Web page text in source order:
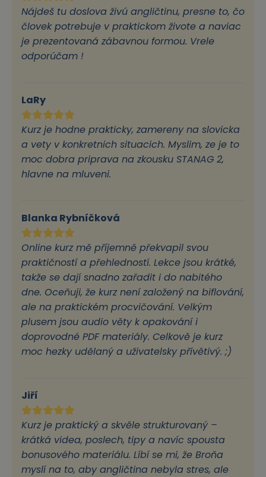
Nájdeš tu doslova živú angličtinu, presne to, čo
človek potrebuje v praktickom živote a naviac
je prezentovaná zábavnou formou. Vrele
odporúčam !
LaRy
Kurz je hodne prakticky, zamereny na slovicka
a vety v konkretnich situacich. Myslim, ze je to
moc dobra priprava na zkousku STANAG 2,
hlavne na mluveni.
Blanka Rybníčková
Online kurz mě příjemně překvapil svou
praktičností a přehledností. Lekce jsou krátké,
takže se dají snadno zařadit i do nabitého
dne. Oceňuji, že kurz není založený na biflování,
ale na praktickém procvičování. Velkým
plusem jsou audio věty k opakování i
doprovodné PDF materiály. Celkově je kurz
moc hezky udělaný a uživatelsky přívětivý. ;)
Jiří
Kurz je praktický a skvěle strukturovaný –
krátká videa, poslech, tipy a navíc spousta
bonusového materiálu. Líbí se mi, že Broňa
myslí na to, aby angličtina nebyla stres, ale